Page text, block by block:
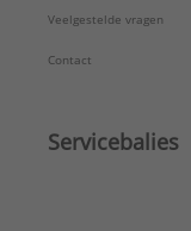
Veelgestelde vragen
Contact
Servicebalies